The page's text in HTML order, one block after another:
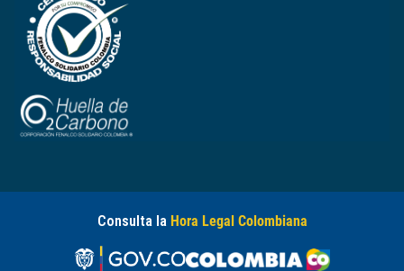
Consulta la Hora Legal Colombiana